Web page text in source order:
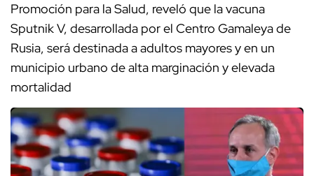
Promoción para la Salud, reveló que la vacuna
Sputnik V, desarrollada por el Centro Gamaleya de
Rusia, será destinada a adultos mayores y en un
municipio urbano de alta marginación y elevada
mortalidad